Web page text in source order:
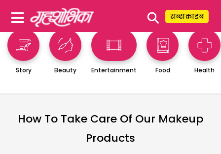
⚲ सब्सक्राइब
Story Beauty Entertainment Food Health
How To Take Care Of Our Makeup
Products